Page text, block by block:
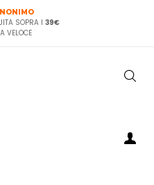
SOPRA I 39€
VELOCE